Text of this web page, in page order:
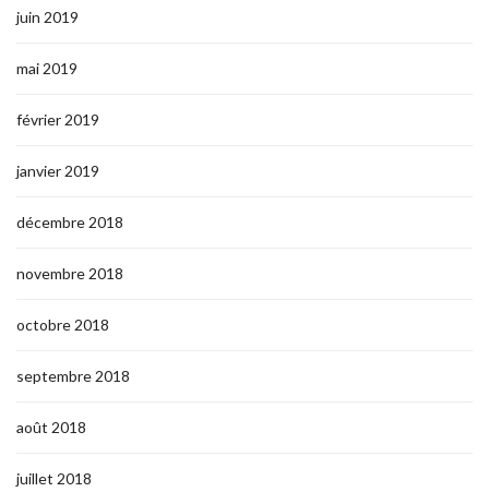
juin 2019
mai 2019
février 2019
janvier 2019
décembre 2018
novembre 2018
octobre 2018
septembre 2018
août 2018
juillet 2018